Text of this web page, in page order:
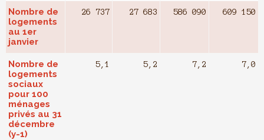
Nombre de
logements
au 1er
janvier
26 737 27 683 586 090 609 150
Nombre de
logements
sociaux
pour 100
ménages
privés au 31
décembre
(y-1)
5,1 5,2 7,2 7,0